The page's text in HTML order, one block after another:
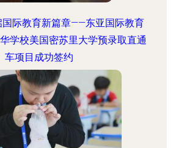
国际教育新篇章——东亚国际教育
学校美国密苏里大学预录取直通
车项目成功签约